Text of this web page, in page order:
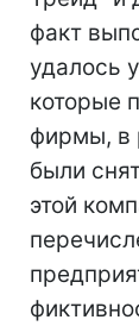
факт
удалось
которые
фирмы, в
были
этой